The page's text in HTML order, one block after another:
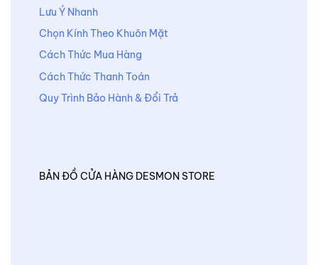
Lưu Ý Nhanh
Chọn Kính Theo Khuôn Mặt
Cách Thức Mua Hàng
Cách Thức Thanh Toán
Quy Trình Bảo Hành & Đổi Trả
BẢN ĐỒ CỬA HÀNG DESMON STORE